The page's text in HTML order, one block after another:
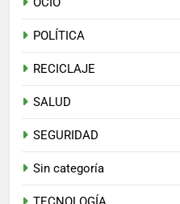
POLÍTICA
RECICLAJE
SALUD
SEGURIDAD
Sin categoría